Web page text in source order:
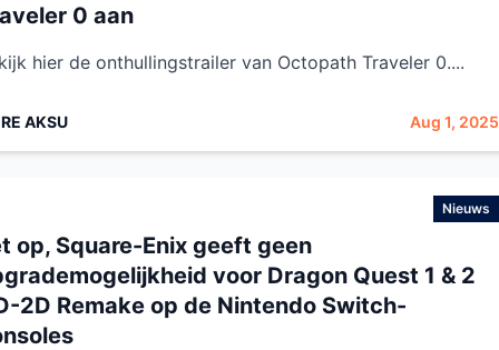
0 aan
hier de onthullingstrailer van Octopath Traveler 0....
AKSU Aug 1, 2025
Nieuws
op, Square-Enix geeft geen
voor Dragon Quest 1 & 2
2D Remake op de Nintendo Switch-